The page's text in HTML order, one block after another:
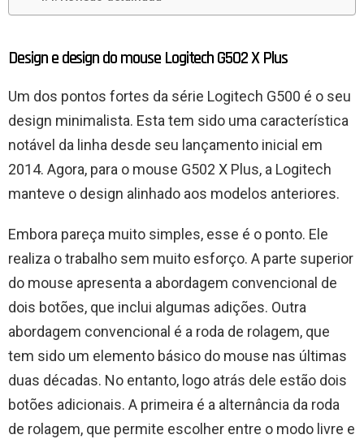
Design e design do mouse Logitech G502 X Plus
Um dos pontos fortes da série Logitech G500 é o seu
design minimalista. Esta tem sido uma característica
notável da linha desde seu lançamento inicial em
2014. Agora, para o mouse G502 X Plus, a Logitech
manteve o design alinhado aos modelos anteriores.
Embora pareça muito simples, esse é o ponto. Ele
realiza o trabalho sem muito esforço. A parte superior
do mouse apresenta a abordagem convencional de
dois botões, que inclui algumas adições. Outra
abordagem convencional é a roda de rolagem, que
tem sido um elemento básico do mouse nas últimas
duas décadas. No entanto, logo atrás dele estão dois
botões adicionais. A primeira é a alternância da roda
de rolagem, que permite escolher entre o modo livre e